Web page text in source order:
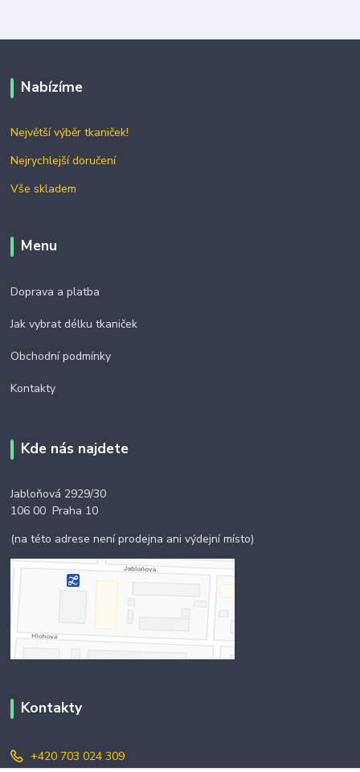
Nabízíme
Největší výběr tkaniček!
Nejrychlejší doručení
Vše skladem
Menu
Doprava a platba
Jak vybrat délku tkaniček
Obchodní podmínky
Kontakty
Kde nás najdete
Jabloňová 2929/30
106 00 Praha 10
(na této adrese není prodejna ani výdejní místo)
Kontakty
+420 703 024 309